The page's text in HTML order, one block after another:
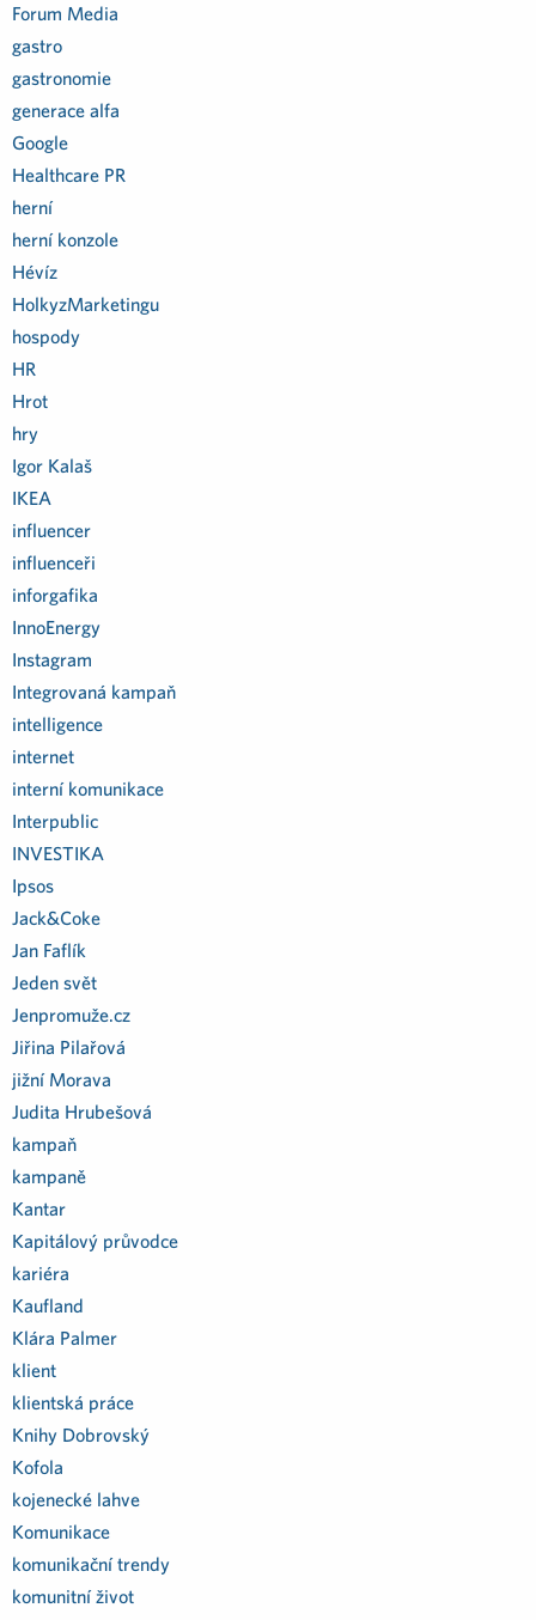
Forum Media
gastro
gastronomie
generace alfa
Google
Healthcare PR
herní
herní konzole
Hévíz
HolkyzMarketingu
hospody
HR
Hrot
hry
Igor Kalaš
IKEA
influencer
influenceři
inforgafika
InnoEnergy
Instagram
Integrovaná kampaň
intelligence
internet
interní komunikace
Interpublic
INVESTIKA
Ipsos
Jack&Coke
Jan Faflík
Jeden svět
Jenpromuže.cz
Jiřina Pilařová
jižní Morava
Judita Hrubešová
kampaň
kampaně
Kantar
Kapitálový průvodce
kariéra
Kaufland
Klára Palmer
klient
klientská práce
Knihy Dobrovský
Kofola
kojenecké lahve
Komunikace
komunikační trendy
komunitní život